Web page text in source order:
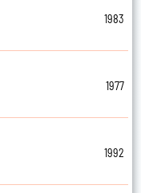
1983
1977
1992